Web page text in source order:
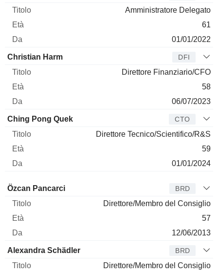
Amministratore Delegato
61
01/01/2022
Christian Harm DFI
Direttore Finanziario/CFO
58
06/07/2023
Ching Pong Quek CTO
Direttore Tecnico/Scientifico/R&S
59
01/01/2024
Amministratore Titolo
Özcan Pancarci BRD
Direttore/Membro del Consiglio
57
12/06/2013
Alexandra Schädler BRD
Direttore/Membro del Consiglio